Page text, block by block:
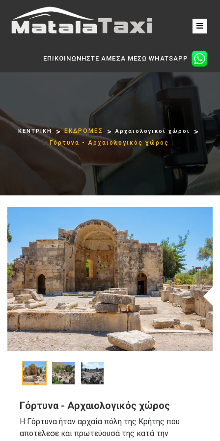
ΕΠΙΚΟΙΝΩΝΗΣΤΕ ΑΜΕΣΑ ΜΕΣΩ WHATSAPP
ΚΕΝΤΡΙΚΗ ΕΚΔΡΟΜΕΣ Αρχαιολογικοί χώροι
Γόρτυνα - Aρχαιολογικός χώρος
Γόρτυνα - Aρχαιολογικός χώρος
Η Γόρτυνα ήταν αρχαία πόλη της Κρήτης που
αποτέλεσε και πρωτεύουσά της κατά την